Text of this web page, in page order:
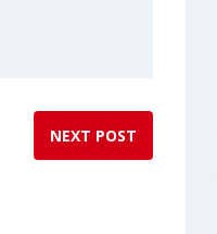
NEXT POST